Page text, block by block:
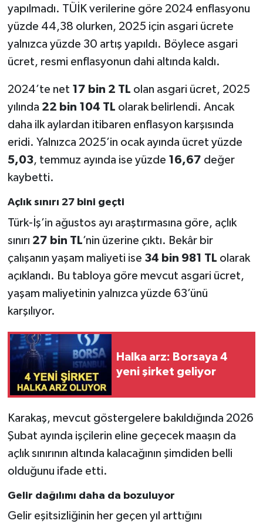
yapılmadı. TÜİK verilerine göre 2024 enflasyonu
yüzde 44,38 olurken, 2025 için asgari ücrete
yalnızca yüzde 30 artış yapıldı. Böylece asgari
ücret, resmi enflasyonun dahi altında kaldı.
2024’te net 17 bin 2 TL olan asgari ücret, 2025
yılında 22 bin 104 TL olarak belirlendi. Ancak
daha ilk aylardan itibaren enflasyon karşısında
eridi. Yalnızca 2025’in ocak ayında ücret yüzde
5,03, temmuz ayında ise yüzde 16,67 değer
kaybetti.
Açlık sınırı 27 bini geçti
Türk-İş’in ağustos ayı araştırmasına göre, açlık
sınırı 27 bin TL’nin üzerine çıktı. Bekâr bir
çalışanın yaşam maliyeti ise 34 bin 981 TL olarak
açıklandı. Bu tabloya göre mevcut asgari ücret,
yaşam maliyetinin yalnızca yüzde 63’ünü
karşılıyor.
Halka arz: Borsaya 4
yeni şirket geliyor
Karakaş, mevcut göstergelere bakıldığında 2026
Şubat ayında işçilerin eline geçecek maaşın da
açlık sınırının altında kalacağının şimdiden belli
olduğunu ifade etti.
Gelir dağılımı daha da bozuluyor
Gelir eşitsizliğinin her geçen yıl arttığını